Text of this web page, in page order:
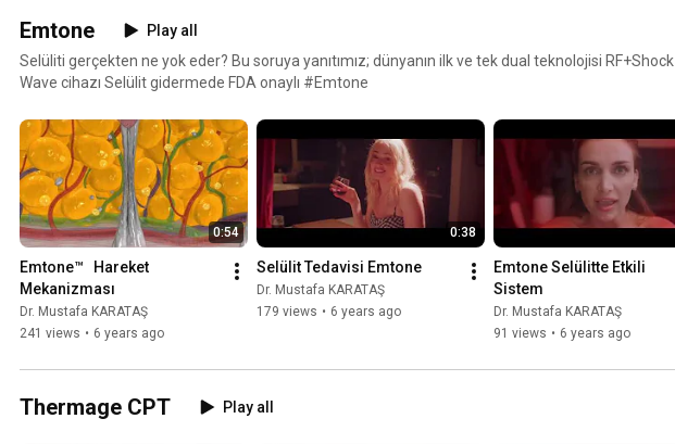
Emtone
Play all
Selüliti gerçekten ne yok eder? Bu soruya yanıtımız; dünyanın ilk ve tek dual teknolojisi RF+Shock
Wave cihazı Selülit gidermede FDA onaylı #Emtone
0:54
Emtone™   Hareket
Mekanizması
Dr. Mustafa KARATAŞ
241 views • 6 years ago
0:38
Selülit Tedavisi Emtone
Dr. Mustafa KARATAŞ
179 views • 6 years ago
Emtone Selülitte Etkili
Sistem
Dr. Mustafa KARATAŞ
91 views • 6 years ago
Thermage CPT Play all